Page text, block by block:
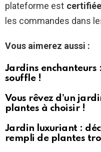
plateforme est
les commandes dans
Vous aimerez aussi :
Jardins enchanteurs
souffle !
Vous rêvez d’un
plantes à choisir !
Jardin luxuriant :
rempli de plantes